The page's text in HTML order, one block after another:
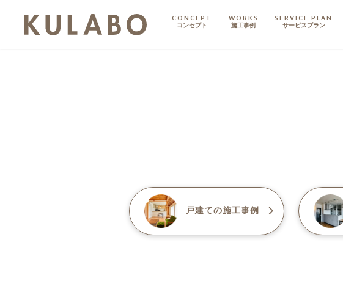
CONCEPT
コンセプト
WORKS
施工事例
SERVICE PLAN
サービスプラン
戸建ての施工事例